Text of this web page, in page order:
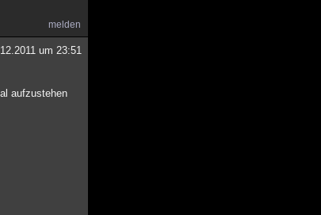
melden
um 23:51
aufzustehen